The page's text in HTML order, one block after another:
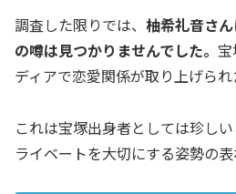
調査した限りでは、 柚希礼音さ
の噂は見つかりませんでした。 宝
ディアで恋愛関係が取り上げられ
これは宝塚出身者としては珍し
ライベートを大切にする姿勢の表